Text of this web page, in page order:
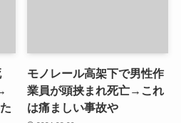
モノレール高架下で男性作
業員が頭挟まれ死亡→これ
は痛ましい事故や